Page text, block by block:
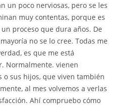
un poco nerviosas, pero se les
muy contentas, porque es
proceso que dura años. De
no se lo cree. Todas me
es que me está
Normalmente. vienen
o sus hijos, que viven también
al mes volvemos a verlas
Ahí compruebo cómo